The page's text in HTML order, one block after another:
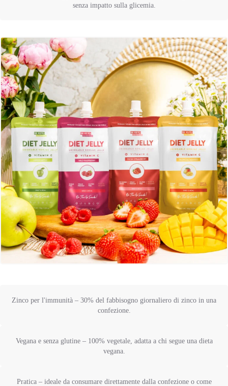
senza impatto sulla glicemia.
Zinco per l'immunità – 30% del fabbisogno giornaliero di zinco in una
confezione.
Vegana e senza glutine – 100% vegetale, adatta a chi segue una dieta
vegana.
Pratica – ideale da consumare direttamente dalla confezione o come